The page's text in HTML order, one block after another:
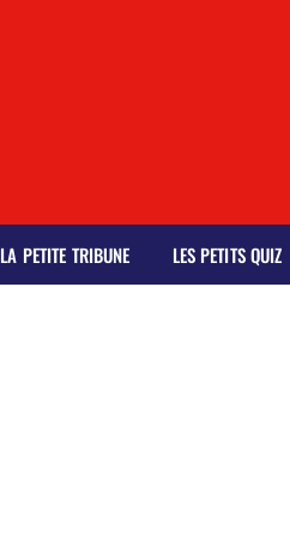
LA PETITE TRIBUNE LES PETITS QUIZ